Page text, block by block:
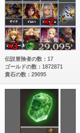
伝説冒険者の数：17
ゴールドの数：1872871
貴石の数：29095